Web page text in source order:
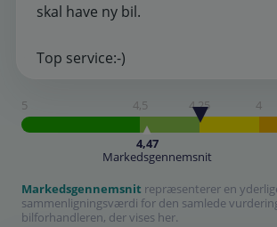
skal have ny bil.
Top service:-)
5 4,5 4,25 4
4,47
Markedsgennemsnit
Markedsgennemsnit repræsenterer en
sammenligningsværdi for den samlede
bilforhandleren, der vises her.